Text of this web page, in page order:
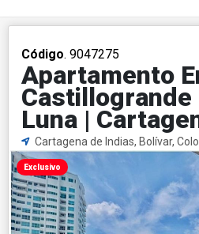
Código. 9047275
Apartamento
Castillogrande
Luna |
Cartagena de Indias, Bolívar,
Exclusivo